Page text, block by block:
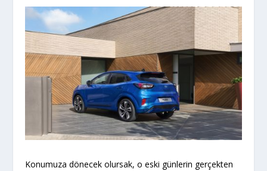
Konumuza dönecek olursak, o eski günlerin gerçekten